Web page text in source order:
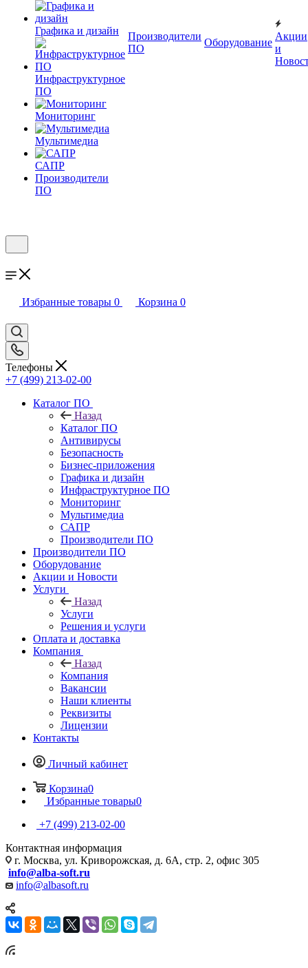
Графика и дизайн
Инфраструктурное
ПО
Мониторинг
Мультимедиа
САПР
Производители
ПО
Производители
ПО
Оборудование
Акции
и
Избранные товары 0 Корзина 0
Телефоны
+7 (499) 213-02-00
Каталог ПО
Назад
Каталог ПО
Антивирусы
Безопасность
Бизнес-приложения
Графика и дизайн
Инфраструктурное ПО
Мониторинг
Мультимедиа
САПР
Производители ПО
Производители ПО
Оборудование
Акции и Новости
Услуги
Назад
Услуги
Решения и услуги
Оплата и доставка
Компания
Назад
Компания
Вакансии
Наши клиенты
Реквизиты
Лицензии
Контакты
Личный кабинет
Корзина0
Избранные товары0
+7 (499) 213-02-00
Контактная информация
г. Москва, ул. Криворожская, д. 6А, стр. 2, офис 305
info@alba-soft.ru
info@albasoft.ru